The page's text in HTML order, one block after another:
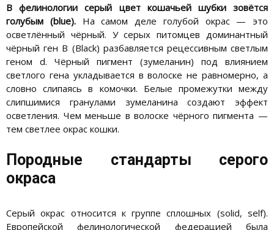
В фелинологии серый цвет кошачьей шубки зовётся
голубым (blue).На самом деле голубой окрас — это
осветлённый чёрный. У серых питомцев доминантный
чёрный ген B (Black) разбавляется рецессивным светлым
геном d. Чёрный пигмент (зумеланин) под влиянием
светлого гена укладывается в волоске не равномерно, а
словно слипаясь в комочки. Белые промежутки между
слипшимися гранулами зумеланина создают эффект
осветления. Чем меньше в волоске чёрного пигмента —
тем светлее окрас кошки.
Породные стандарты серого
окраса
Серый окрас относится к группе сплошных (solid, self).
Европейской фелинологической федерацией была